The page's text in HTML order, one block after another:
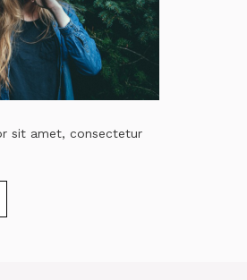
sit amet, consectetur